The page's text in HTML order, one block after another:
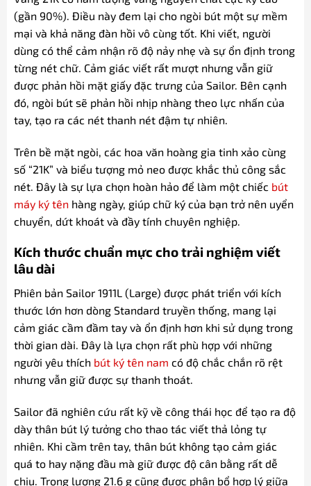
(gần 90%). Điều này đem lại cho ngòi bút một sự mềm
mại và khả năng đàn hồi vô cùng tốt. Khi viết, người
dùng có thể cảm nhận rõ độ nảy nhẹ và sự ổn định trong
từng nét chữ. Cảm giác viết rất mượt nhưng vẫn giữ
được phản hồi mặt giấy đặc trưng của Sailor. Bên cạnh
đó, ngòi bút sẽ phản hồi nhịp nhàng theo lực nhấn của
tay, tạo ra các nét thanh nét đậm tự nhiên.
Trên bề mặt ngòi, các hoa văn hoàng gia tinh xảo cùng
số “21K” và biểu tượng mỏ neo được khắc thủ công sắc
nét. Đây là sự lựa chọn hoàn hảo để làm một chiếc bút
máy ký tênhàng ngày, giúp chữ ký của bạn trở nên uyển
chuyển, dứt khoát và đầy tính chuyên nghiệp.
Kích thước chuẩn mực cho trải nghiệm viết
lâu dài
Phiên bản Sailor 1911L (Large) được phát triển với kích
thước lớn hơn dòng Standard truyền thống, mang lại
cảm giác cầm đầm tay và ổn định hơn khi sử dụng trong
thời gian dài. Đây là lựa chọn rất phù hợp với những
người yêu thích bút ký tên nam có độ chắc chắn rõ rệt
nhưng vẫn giữ được sự thanh thoát.
Sailor đã nghiên cứu rất kỹ về công thái học để tạo ra độ
dày thân bút lý tưởng cho thao tác viết thả lỏng tự
nhiên. Khi cầm trên tay, thân bút không tạo cảm giác
quá to hay nặng đầu mà giữ được độ cân bằng rất dễ
chịu. Trọng lượng 21.6 g cũng được phân bổ hợp lý giữa